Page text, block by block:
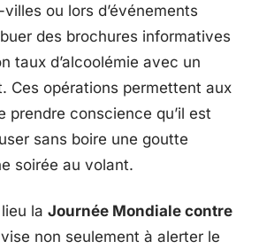
ou lors d’événements
des brochures informatives
taux d’alcoolémie avec un
Ces opérations permettent aux
prendre conscience qu’il est
sans boire une goutte
soirée au volant.
la Journée Mondiale contre
non seulement à alerter le